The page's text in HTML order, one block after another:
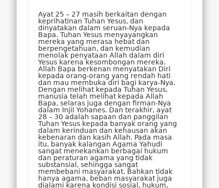
Ayat 25 – 27 masih berkaitan dengan
keprihatinan Tuhan Yesus, dan
dinyatakan dalam seruan-Nya kepada
Bapa. Tuhan Yesus menyayangkan
mereka yang merasa hebat dan
berpengetahuan, dan kemudian
menolak penyataan Allah dalam diri
Yesus karena kesombongan mereka.
Allah Bapa berkenan menyatakan Diri
kepada orang-orang yang rendah hati
dan mau membuka diri bagi karya-Nya.
Dengan melihat kepada Tuhan Yesus,
manusia telah melihat kepada Allah
Bapa, selaras juga dengan firman-Nya
dalam Injil Yohanes. Dan terakhir, ayat
28 – 30 adalah sapaan dan panggilan
Tuhan Yesus kepada banyak orang yang
dalam kerinduan dan kehausan akan
kebenaran dan kasih Allah. Pada masa
itu, banyak kalangan Agama Yahudi
sangat menekankan berbagai hukum
dan peraturan agama yang tidak
substansial, sehingga sangat
membebani masyarakat. Bahkan tidak
hanya agama, beban masyarakat juga
dialami karena kondisi sosial, hukum,